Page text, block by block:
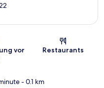
vor
Restaurants
- 0.1 km